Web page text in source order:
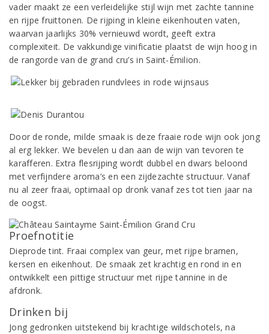
vader maakt ze een verleidelijke stijl wijn met zachte tannine
en rijpe fruittonen. De rijping in kleine eikenhouten vaten,
waarvan jaarlijks 30% vernieuwd wordt, geeft extra
complexiteit. De vakkundige vinificatie plaatst de wijn hoog in
de rangorde van de grand cru’s in Saint-Émilion.
Door de ronde, milde smaak is deze fraaie rode wijn ook jong
al erg lekker. We bevelen u dan aan de wijn van tevoren te
karafferen. Extra flesrijping wordt dubbel en dwars beloond
met verfijndere aroma’s en een zijdezachte structuur. Vanaf
nu al zeer fraai, optimaal op dronk vanaf zes tot tien jaar na
de oogst.
Proefnotitie
Dieprode tint. Fraai complex van geur, met rijpe bramen,
kersen en eikenhout. De smaak zet krachtig en rond in en
ontwikkelt een pittige structuur met rijpe tannine in de
afdronk.
Drinken bij
Jong gedronken uitstekend bij krachtige wildschotels, na